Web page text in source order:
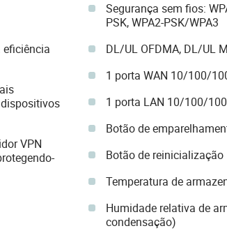
eficiência
VPN
Segurança sem fios:
PSK, WPA2-PSK/WPA3
DL/UL OFDMA, DL/UL
1 porta WAN 10/100/
1 porta LAN 10/100/
Botão de
Botão de reinicialização
Temperatura de
Humidade relativa de
condensação)